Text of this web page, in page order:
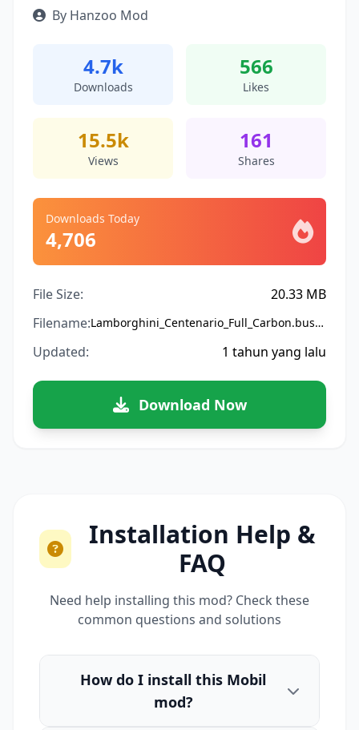
By Hanzoo Mod
4.7k
Downloads
566
Likes
15.5k
Views
161
Shares
Downloads Today
4,706
File Size:
20.33 MB
Filename:
Lamborghini_Centenario_Full_Carbon.bussidmod
Updated: 1 tahun yang lalu
Download Now
Installation Help &
FAQ
Need help installing this mod? Check these
common questions and solutions
How do I install this Mobil
mod?